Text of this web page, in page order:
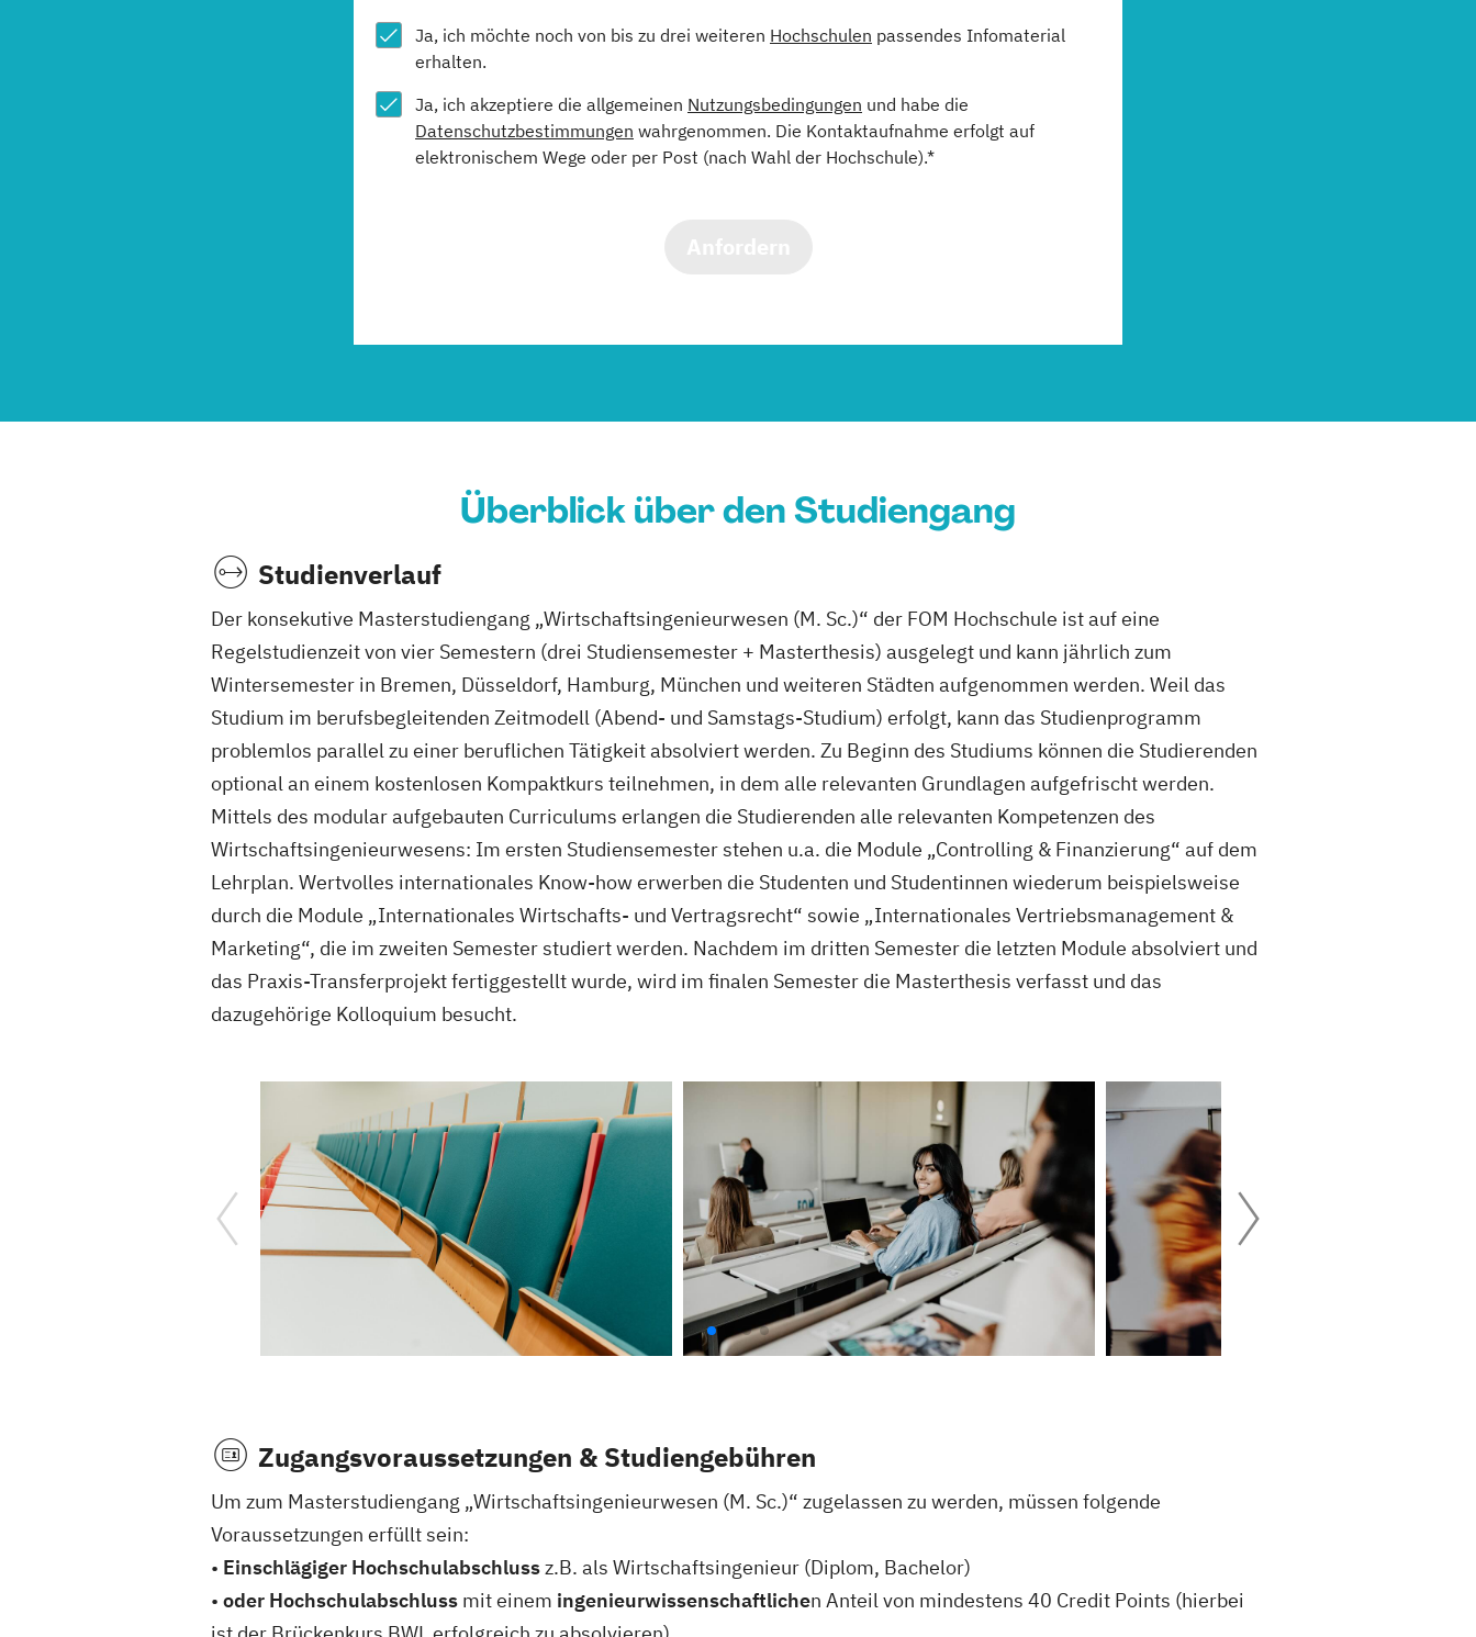
Ja, ich möchte noch von bis zu drei weiteren Hochschulen passendes Infomaterial
erhalten.
Ja, ich akzeptiere die allgemeinen Nutzungsbedingungen und habe die
Datenschutzbestimmungen wahrgenommen. Die Kontaktaufnahme erfolgt auf
elektronischem Wege oder per Post (nach Wahl der Hochschule).*
Überblick über den Studiengang
Studienverlauf
Der konsekutive Masterstudiengang „Wirtschaftsingenieurwesen (M. Sc.)“ der FOM Hochschule ist auf eine
Regelstudienzeit von vier Semestern (drei Studiensemester + Masterthesis) ausgelegt und kann jährlich zum
Wintersemester in Bremen, Düsseldorf, Hamburg, München und weiteren Städten aufgenommen werden. Weil das
Studium im berufsbegleitenden Zeitmodell (Abend- und Samstags-Studium) erfolgt, kann das Studienprogramm
problemlos parallel zu einer beruflichen Tätigkeit absolviert werden. Zu Beginn des Studiums können die Studierenden
optional an einem kostenlosen Kompaktkurs teilnehmen, in dem alle relevanten Grundlagen aufgefrischt werden.
Mittels des modular aufgebauten Curriculums erlangen die Studierenden alle relevanten Kompetenzen des
Wirtschaftsingenieurwesens: Im ersten Studiensemester stehen u.a. die Module „Controlling & Finanzierung“ auf dem
Lehrplan. Wertvolles internationales Know-how erwerben die Studenten und Studentinnen wiederum beispielsweise
durch die Module „Internationales Wirtschafts- und Vertragsrecht“ sowie „Internationales Vertriebsmanagement &
Marketing“, die im zweiten Semester studiert werden. Nachdem im dritten Semester die letzten Module absolviert und
das Praxis-Transferprojekt fertiggestellt wurde, wird im finalen Semester die Masterthesis verfasst und das
dazugehörige Kolloquium besucht.
Zugangsvoraussetzungen & Studiengebühren
Um zum Masterstudiengang „Wirtschaftsingenieurwesen (M. Sc.)“ zugelassen zu werden, müssen folgende
Voraussetzungen erfüllt sein:
• Einschlägiger Hochschulabschlussz.B. als Wirtschaftsingenieur (Diplom, Bachelor)
• oder Hochschulabschluss mit einem ingenieurwissenschaftlichen Anteil von mindestens 40 Credit Points (hierbei